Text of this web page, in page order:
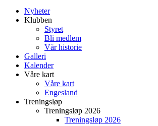
Nyheter
Klubben
Styret
Bli medlem
Vår historie
Galleri
Kalender
Våre kart
Våre kart
Engesland
Treningsløp
Treningsløp 2026
Treningsløp 2026